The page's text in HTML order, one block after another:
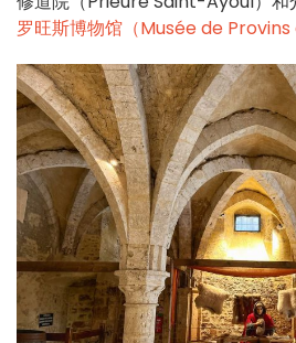
罗旺斯博物馆（Musée de